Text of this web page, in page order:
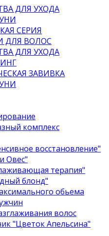
ДЛЯ УХОДА
СЕРИЯ
ДЛЯ ВОЛОС
ДЛЯ УХОДА
ЗАВИВКА
комплекс
восстановление"
Овес"
терапия"
блонд"
обьема
волос
"Цветок Апельсина"